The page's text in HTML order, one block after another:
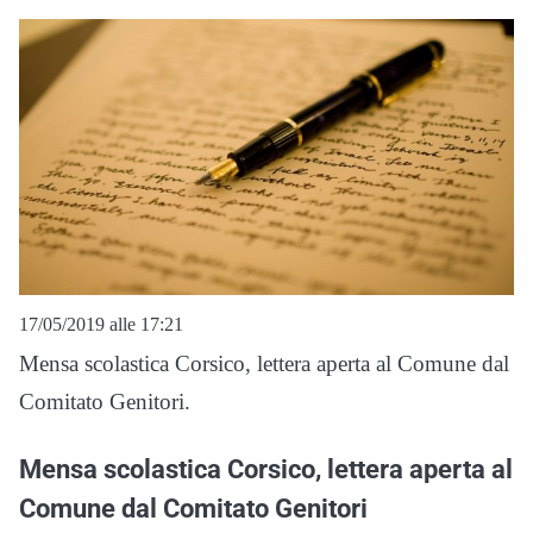
17/05/2019 alle 17:21
Mensa scolastica Corsico, lettera aperta al Comune dal
Comitato Genitori.
Mensa scolastica Corsico, lettera aperta al
Comune dal Comitato Genitori